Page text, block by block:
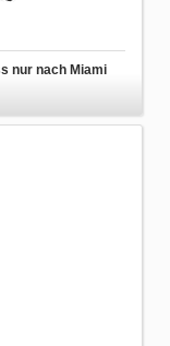
nur nach Miami